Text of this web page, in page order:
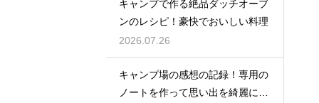
キャンプで作る絶品ダッチオーブ
ンのレシピ！豪快でおいしい料理
2026.07.26
キャンプ場の感想の記録！専用の
ノートを作って思い出を綺麗に残